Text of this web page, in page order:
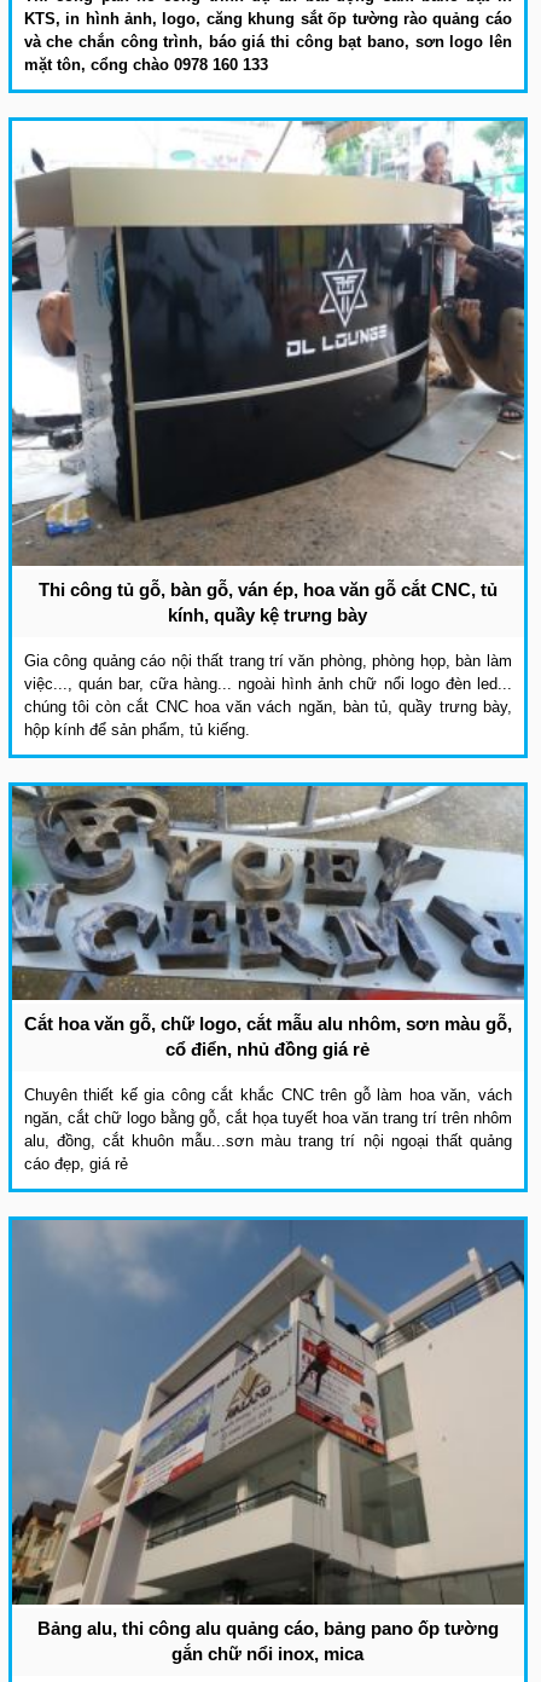
KTS, in hình ảnh, logo, căng khung sắt ốp tường rào quảng cáo
và che chắn công trình, báo giá thi công bạt bano, sơn logo lên
mặt tôn, cổng chào 0978 160 133
Thi công tủ gỗ, bàn gỗ, ván ép, hoa văn gỗ cắt CNC, tủ
kính, quầy kệ trưng bày
Gia công quảng cáo nội thất trang trí văn phòng, phòng họp, bàn làm
việc..., quán bar, cữa hàng... ngoài hình ảnh chữ nổi logo đèn led...
chúng tôi còn cắt CNC hoa văn vách ngăn, bàn tủ, quầy trưng bày,
hộp kính để sản phẩm, tủ kiếng.
Cắt hoa văn gỗ, chữ logo, cắt mẫu alu nhôm, sơn màu gỗ,
cổ điển, nhủ đồng giá rẻ
Chuyên thiết kế gia công cắt khắc CNC trên gỗ làm hoa văn, vách
ngăn, cắt chữ logo bằng gỗ, cắt họa tuyết hoa văn trang trí trên nhôm
alu, đồng, cắt khuôn mẫu...sơn màu trang trí nội ngoại thất quảng
cáo đẹp, giá rẻ
Bảng alu, thi công alu quảng cáo, bảng pano ốp tường
gắn chữ nổi inox, mica